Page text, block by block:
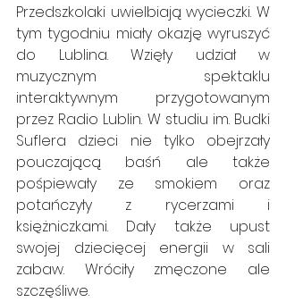
Przedszkolaki uwielbiają wycieczki. W
tym tygodniu miały okazję wyruszyć
do Lublina. Wzięły udział w
muzycznym spektaklu
interaktywnym przygotowanym
przez Radio Lublin. W studiu im. Budki
Suflera dzieci nie tylko obejrzały
pouczającą baśń ale także
pośpiewały ze smokiem oraz
potańczyły z rycerzami i
księżniczkami. Dały także upust
swojej dziecięcej energii w sali
zabaw. Wróciły zmęczone ale
szczęśliwe.